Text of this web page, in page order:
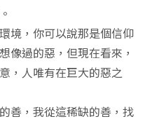
，你可以說那是個信仰
像過的惡，但現在看來，
，人唯有在巨大的惡之
，我從這稀缺的善，找